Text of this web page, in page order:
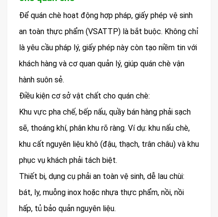
Để quán chè hoạt động hợp pháp, giấy phép vệ sinh
an toàn thực phẩm (VSATTP) là bắt buộc. Không chỉ
là yêu cầu pháp lý, giấy phép này còn tạo niềm tin với
khách hàng và cơ quan quản lý, giúp quán chè vận
hành suôn sẻ.
Điều kiện cơ sở vật chất cho quán chè:
Khu vực pha chế, bếp nấu, quầy bán hàng phải sạch
sẽ, thoáng khí, phân khu rõ ràng. Ví dụ: khu nấu chè,
khu cất nguyên liệu khô (đậu, thạch, trân châu) và khu
phục vụ khách phải tách biệt.
Thiết bị, dụng cụ phải an toàn vệ sinh, dễ lau chùi:
bát, ly, muỗng inox hoặc nhựa thực phẩm, nồi, nồi
hấp, tủ bảo quản nguyên liệu.